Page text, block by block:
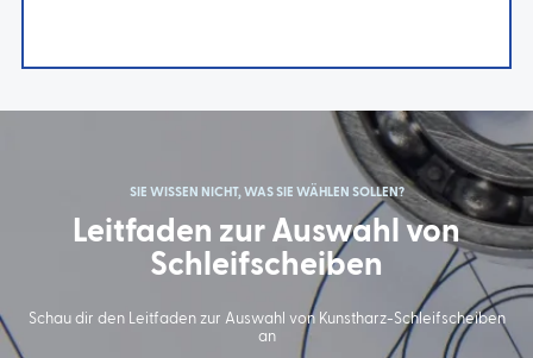
SIE WISSEN NICHT, WAS SIE WÄHLEN SOLLEN?
Leitfaden zur Auswahl von
Schleifscheiben
Schau dir den Leitfaden zur Auswahl von Kunstharz-Schleifscheiben
an